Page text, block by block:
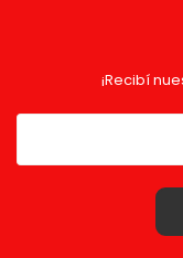
¡Recibí